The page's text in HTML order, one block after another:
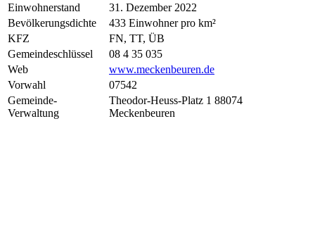
Einwohnerstand
31. Dezember 2022
Bevölkerungsdichte
433 Einwohner pro km²
KFZ
FN, TT, ÜB
Gemeindeschlüssel
08 4 35 035
Web
www.meckenbeuren.de
Vorwahl
07542
Gemeinde-
Verwaltung
Theodor-Heuss-Platz 1 88074
Meckenbeuren